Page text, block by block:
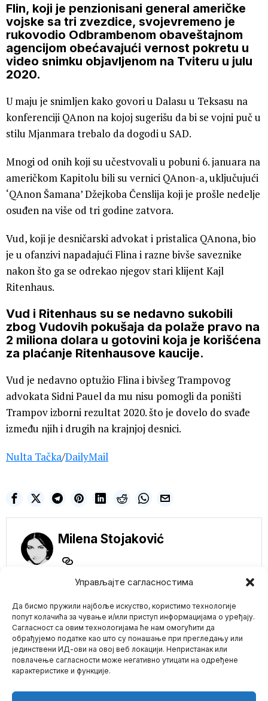
Управљајте сагласностима
Да бисмо пружили најбоље искуство, користимо технологије
попут колачића за чување и/или приступ информацијама о уређају.
Сагласност са овим технологијама ће нам омогућити да
обрађујемо податке као што су понашање при прегледању или
јединствени ИД-ови на овој веб локацији. Непристанак или
повлачење сагласности може негативно утицати на одређене
карактеристике и функције.
Flin, koji je penzionisani general američke
vojske sa tri zvezdice, svojevremeno je
rukovodio Odbrambenom obaveštajnom
agencijom obećavajući vernost pokretu u
video snimku objavljenom na Tviteru u julu
2020.
U maju je snimljen kako govori u Dalasu u Teksasu na
konferenciji QAnon na kojoj sugerišu da bi se vojni puč u
stilu Mjanmara trebalo da dogodi u SAD.
Mnogi od onih koji su učestvovali u pobuni 6. januara na
američkom Kapitolu bili su vernici QAnon-a, uključujući
‘QAnon Šamana’ Džejkoba Čenslija koji je prošle nedelje
osuđen na više od tri godine zatvora.
Vud, koji je desničarski advokat i pristalica QAnona, bio
je u ofanzivi napadajući Flina i razne bivše saveznike
nakon što ga se odrekao njegov stari klijent Kajl
Ritenhaus.
Vud i Ritenhaus su se nedavno sukobili
zbog Vudovih pokušaja da polaže pravo na
2 miliona dolara u gotovini koja je korišćena
za plaćanje Ritenhausove kaucije.
Vud je nedavno optužio Flina i bivšeg Trampovog
advokata Sidni Pauel da mu nisu pomogli da poništi
Trampov izborni rezultat 2020. što je dovelo do svađe
između njih i drugih na krajnjoj desnici.
Nulta Tačka/DailyMail
Milena Stojaković
Mario zna Youtube
NE PROPUSTITE
Amerikanci konačno
priznaju: Rusi ušli u
centar Mariupolja
Prema tvrdnjama sa
Instituta za proučavanje
rata iz Vašingtona, ruska
MOSKVA NA DVE